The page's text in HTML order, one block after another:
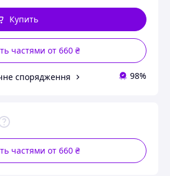
частями от 660 ₴
Купить
спорядження 98%
частями от 660 ₴